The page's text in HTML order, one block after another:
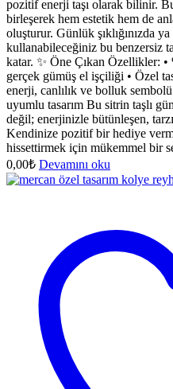
pozitif enerji taşı olarak bilinir.
birleşerek hem estetik hem de
oluşturur. Günlük şıklığınızda
kullanabileceğiniz bu benzersiz
katar. ✨ Öne Çıkan Özellikler:
gerçek gümüş el işçiliği • Özel
enerji, canlılık ve bolluk
uyumlu tasarım Bu sitrin taşlı
değil; enerjinizle bütünleşen,
Kendinize pozitif bir hediye
hissettirmek için mükemmel bir
0,00₺ Devamını oku